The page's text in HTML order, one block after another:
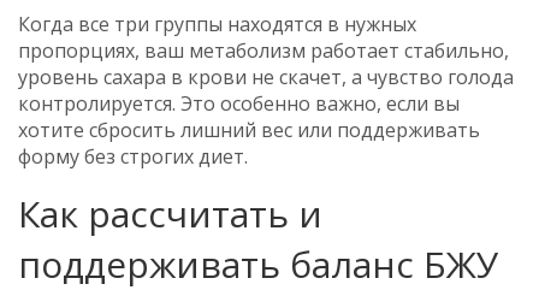
Когда все три группы находятся в нужных
пропорциях, ваш метаболизм работает стабильно,
уровень сахара в крови не скачет, а чувство голода
контролируется. Это особенно важно, если вы
хотите сбросить лишний вес или поддерживать
форму без строгих диет.
Как рассчитать и
поддерживать баланс БЖУ